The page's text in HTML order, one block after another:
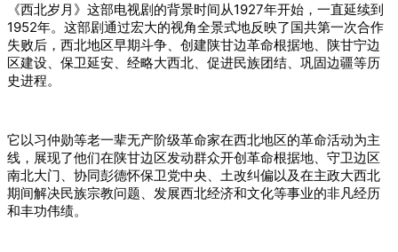
《西北岁月》这部电视剧的背景时间从1927年开始，一直延续到
1952年。 这部剧通过宏大的视角全景式地反映了国共第一次合作
失败后，西北地区早期斗争、创建陕甘边革命根据地、 陕甘宁边
区建设、保卫延安、经略大西北、促进民族团结、巩固边疆等历
史进程。
它以习仲勋等老一辈无产阶级革命家在西北地区的革命活动为主
线，展现了他们在陕甘边区发动群众开创革命根据地、守卫边区
南北大门、协同彭德怀保卫党中央、土改纠偏以及在主政大西北
期间解决民族宗教问题、发展西北经济和文化等事业的非凡经历
和丰功伟绩。